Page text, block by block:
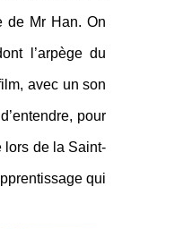
de Mr Han. On
l’arpège du
avec un son
pour
lors de la Saint-
qui